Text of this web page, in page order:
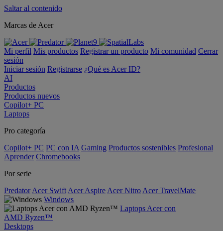
Saltar al contenido
Marcas de Acer
Mi perfil Mis productos Registrar un producto Mi comunidad Cerrar
sesión
Iniciar sesión Registrarse ¿Qué es Acer ID?
AI
Productos
Productos nuevos
Copilot+ PC
Laptops
Pro categoría
Copilot+ PC PC con IA Gaming Productos sostenibles Profesional
Aprender Chromebooks
Por serie
Predator Acer Swift Acer Aspire Acer Nitro Acer TravelMate
Windows
Laptops Acer con
AMD Ryzen™
Desktops